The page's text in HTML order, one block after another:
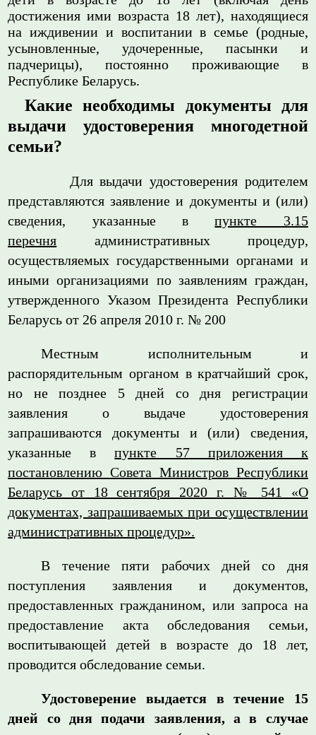
достижения ими возраста 18 лет), находящиеся
на иждивении и воспитании в семье (родные,
усыновленные, удочеренные, пасынки и
падчерицы), постоянно проживающие в
Республике Беларусь.
Какие необходимы документы для
выдачи удостоверения многодетной
семьи?
Для выдачи удостоверения родителем
представляются заявление и документы и (или)
сведения, указанные впункте 3.15
перечня административных процедур,
осуществляемых государственными органами и
иными организациями по заявлениям граждан,
утвержденного Указом Президента Республики
Беларусь от 26 апреля 2010 г. № 200
Местным исполнительным и
распорядительным органом в кратчайший срок,
но не позднее 5 дней со дня регистрации
заявления о выдаче удостоверения
запрашиваются документы и (или) сведения,
указанные впункте 57 приложения к
постановлению Совета Министров Республики
Беларусь от 18 сентября 2020 г. № 541 «О
документах, запрашиваемых при осуществлении
административных процедур».
В течение пяти рабочих дней со дня
поступления заявления и документов,
предоставленных гражданином, или запроса на
предоставление акта обследования семьи,
воспитывающей детей в возрасте до 18 лет,
проводится обследование семьи.
Удостоверение выдается в течение 15
дней со дня подачи заявления, а в случае